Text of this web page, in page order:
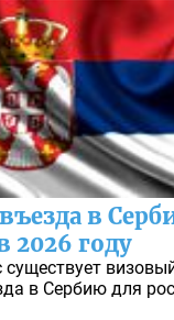
в
2026 году
существует
в Сербию для